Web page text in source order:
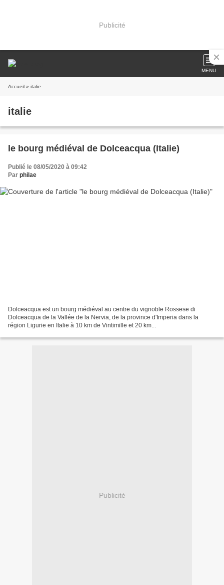
Publicité
MENU
Accueil » italie
italie
le bourg médiéval de Dolceacqua (Italie)
Publié le 08/05/2020 à 09:42
Par philae
Dolceacqua est un bourg médiéval au centre du vignoble Rossese di
Dolceacqua de la Vallée de la Nervia, de la province d'Imperia dans la
région Ligurie en Italie à 10 km de Vintimille et 20 km...
Publicité